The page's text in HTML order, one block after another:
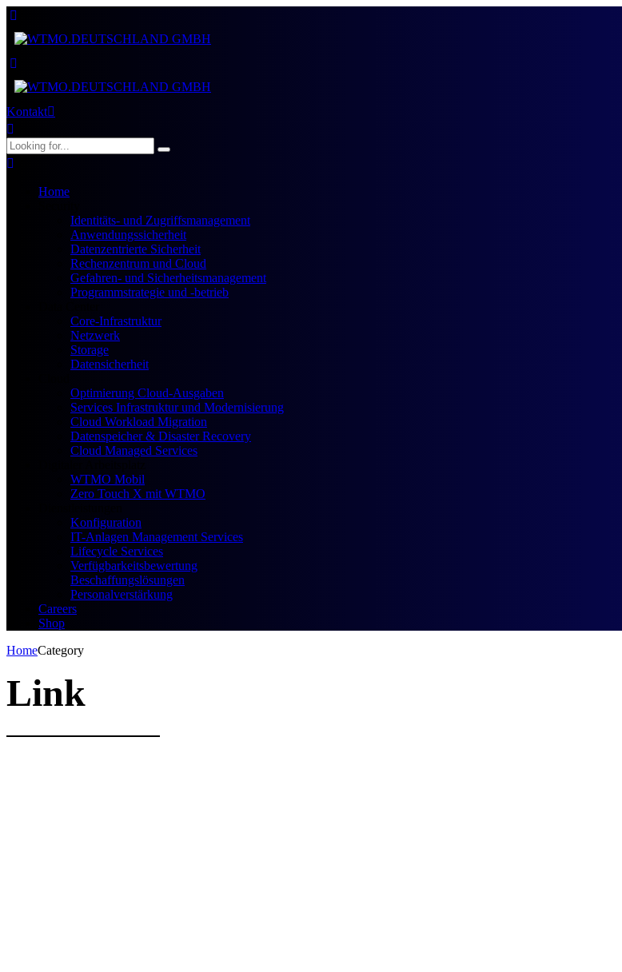
Kontakt
Home
Identitäts- und Zugriffsmanagement
Anwendungssicherheit
Datenzentrierte Sicherheit
Rechenzentrum und Cloud
Gefahren- und Sicherheitsmanagement
Programmstrategie und -betrieb
Core-Infrastruktur
Netzwerk
Storage
Datensicherheit
Optimierung Cloud-Ausgaben
Services Infrastruktur und Modernisierung
Cloud Workload Migration
Datenspeicher & Disaster Recovery
Cloud Managed Services
WTMO Mobil
Zero Touch X mit WTMO
Konfiguration
IT-Anlagen Management Services
Lifecycle Services
Verfügbarkeitsbewertung
Beschaffungslösungen
Personalverstärkung
Careers
Shop
HomeCategory
Link